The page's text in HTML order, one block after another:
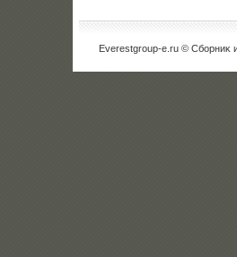
Everestgroup-e.ru © Сборниκ